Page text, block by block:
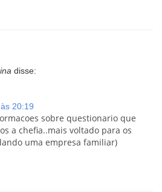
disse:
20:19
sobre questionario que
a chefia..mais voltado para os
uma empresa familiar)